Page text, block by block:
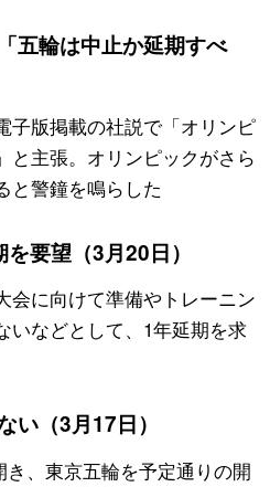
五輪は中止か延期すべ
子版掲載の社説で「オリンピ
と主張。オリンピックがさら
と警鐘を鳴らした
要望（3月20日）
会に向けて準備やトレーニン
いなどとして、1年延期を求
い（3月17日）
、東京五輪を予定通りの開